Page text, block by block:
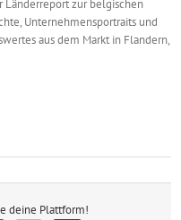
zur belgischen
Unternehmensportraits und
aus dem Markt in Flandern,
deine Plattform!